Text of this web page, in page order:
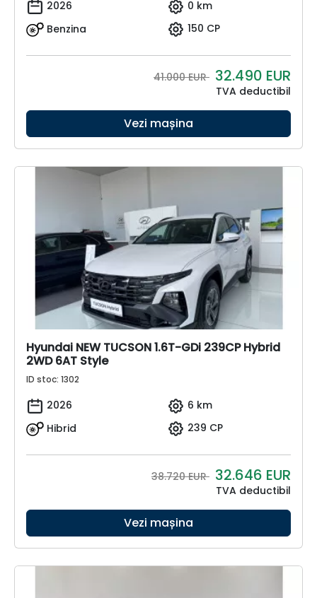
2026
0 km
Benzina
150 CP
41.000 EUR 32.490 EUR
TVA deductibil
Vezi mașina
Hyundai NEW TUCSON 1.6T-GDi 239CP Hybrid
2WD 6AT Style
ID stoc: 1302
2026
6 km
Hibrid
239 CP
38.720 EUR 32.646 EUR
TVA deductibil
Vezi mașina